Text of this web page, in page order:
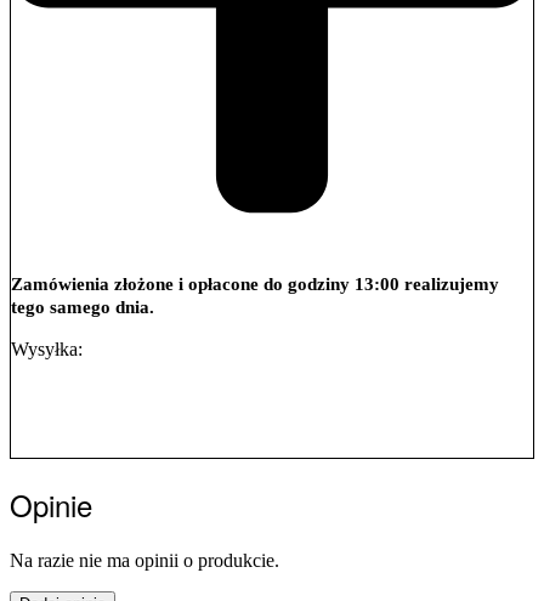
Zamówienia złożone i opłacone do godziny 13:00 realizujemy
tego samego dnia.
Wysyłka:
Opinie
Na razie nie ma opinii o produkcie.